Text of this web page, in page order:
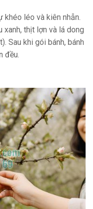
khéo léo và kiên nhẫn.
xanh, thịt lợn và lá dong
Sau khi gói bánh, bánh
đều.